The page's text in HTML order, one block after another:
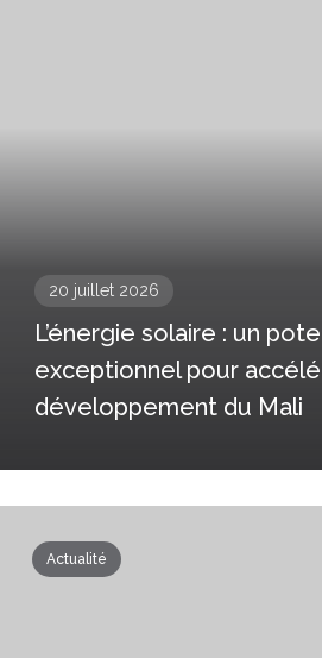
20 juillet 2026
L’énergie solaire : un
exceptionnel pour
développement du Mali
Actualité